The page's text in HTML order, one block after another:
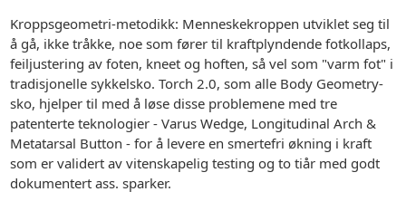
Kroppsgeometri-metodikk: Menneskekroppen utviklet seg til
å gå, ikke tråkke, noe som fører til kraftplyndende fotkollaps,
feiljustering av foten, kneet og hoften, så vel som "varm fot" i
tradisjonelle sykkelsko. Torch 2.0, som alle Body Geometry-
sko, hjelper til med å løse disse problemene med tre
patenterte teknologier - Varus Wedge, Longitudinal Arch &
Metatarsal Button - for å levere en smertefri økning i kraft
som er validert av vitenskapelig testing og to tiår med godt
dokumentert ass. sparker.